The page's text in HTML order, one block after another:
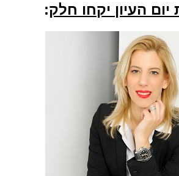
העיון יקחו חלק: